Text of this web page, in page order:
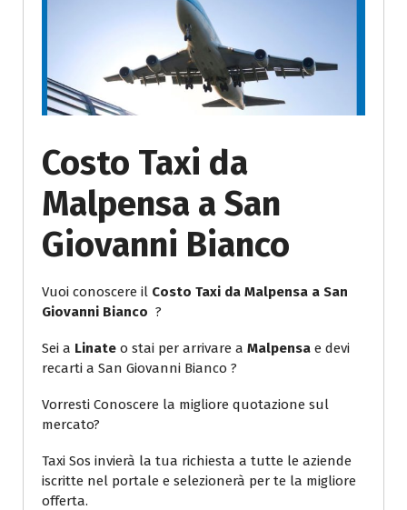
Costo Taxi da
Malpensa a San
Giovanni Bianco
Vuoi conoscere il Costo Taxi da Malpensa a San
Giovanni Bianco ?
Sei a Linate o stai per arrivare a Malpensa e devi
recarti a San Giovanni Bianco ?
Vorresti Conoscere la migliore quotazione sul
mercato?
Taxi Sos invierà la tua richiesta a tutte le aziende
iscritte nel portale e selezionerà per te la migliore
offerta.